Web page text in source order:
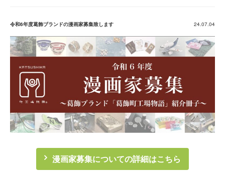
令和6年度葛飾ブランドの漫画家募集致します 24.07.04
漫画家募集についての詳細はこちら